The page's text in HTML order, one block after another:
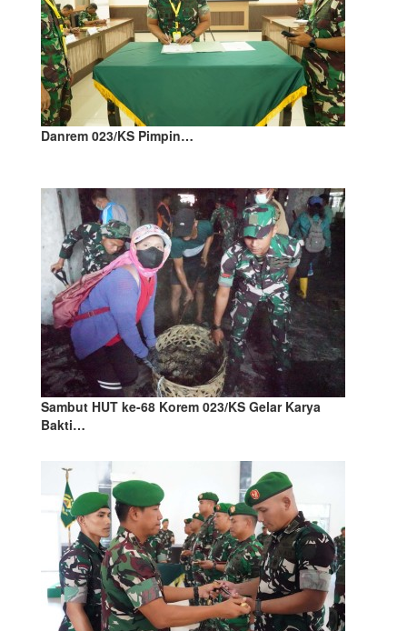
Danrem 023/KS Pimpin…
Sambut HUT ke-68 Korem 023/KS Gelar Karya
Bakti…